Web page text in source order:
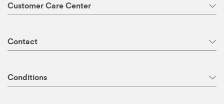
Customer Care Center
Contact
Conditions